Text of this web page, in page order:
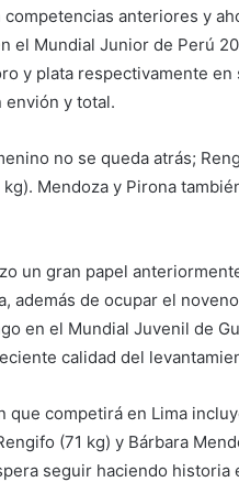
competencias anteriores y
el Mundial Junior de Perú
y plata respectivamente en
envión y total.
no se queda atrás;
Mendoza y Pirona
un gran papel
además de ocupar el
en el Mundial Juvenil de
calidad del
que competirá en Lima
(71 kg) y Bárbara
seguir haciendo